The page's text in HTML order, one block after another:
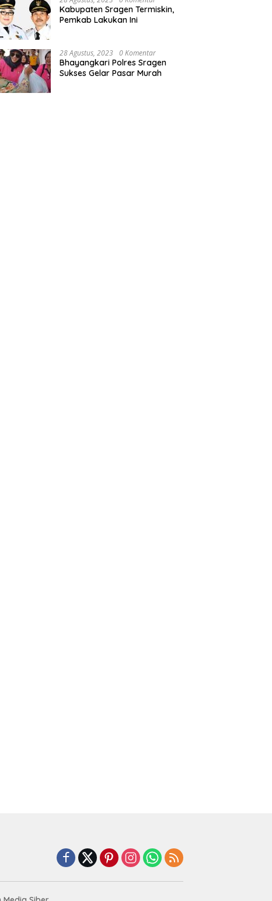
Kabupaten Sragen Termiskin,
Pemkab Lakukan Ini
28 Agustus, 2023 0 Komentar
Bhayangkari Polres Sragen
Sukses Gelar Pasar Murah